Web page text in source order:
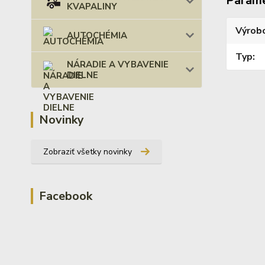
KVAPALINY
AUTOCHÉMIA
NÁRADIE A VYBAVENIE
DIELNE
Novinky
Zobraziť všetky novinky
Facebook
Typ